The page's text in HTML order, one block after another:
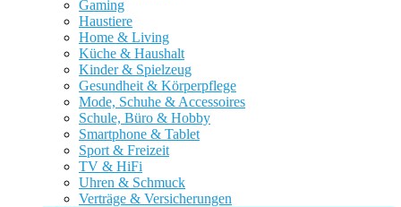
Gaming
Haustiere
Home & Living
Küche & Haushalt
Kinder & Spielzeug
Gesundheit & Körperpflege
Mode, Schuhe & Accessoires
Schule, Büro & Hobby
Smartphone & Tablet
Sport & Freizeit
TV & HiFi
Uhren & Schmuck
Verträge & Versicherungen